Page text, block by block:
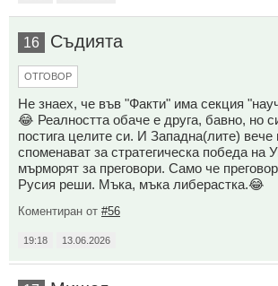
16 Съдията
ОТГОВОР
Не знаех, че във "Факти" има секция
😂 Реалността обаче е друга, бавно, но
постига целите си. И Западна(лите)
споменават за стратегическа победа на
мърморят за преговори. Само че
Русия реши. Мъка, мъка либерастка.😂
Коментиран от #56
19:18 13.06.2026